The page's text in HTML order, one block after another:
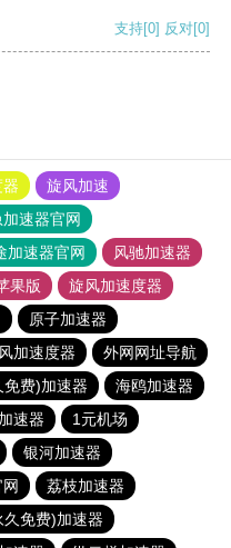
支持[0] 反对[0]
旋风加速
速器官网
加速器官网
风驰加速器
果版
旋风加速度器
原子加速器
加速度器
外网网址导航
免费)加速器
海鸥加速器
速器
1元机场
银河加速器
荔枝加速器
久免费)加速器